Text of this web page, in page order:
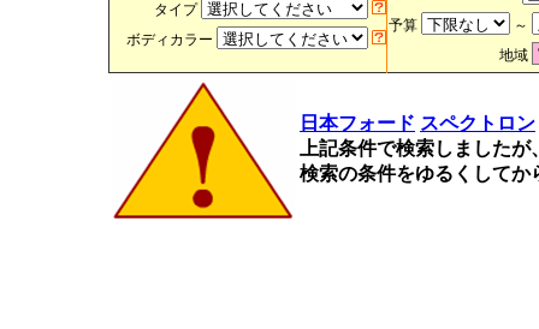
タイプ
ボディカラー
予算
～
地域
日本フォード スペクトロン
上記条件で検索しました
検索の条件をゆるくして